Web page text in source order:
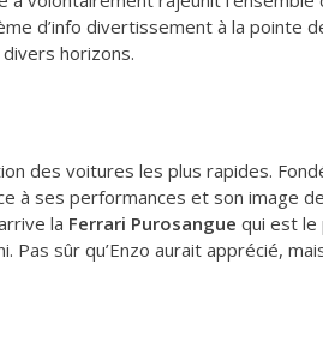
d’info divertissement à la pointe
horizons.
des voitures les plus rapides.
à ses performances et son image
la Ferrari Purosangue qui est le
sûr qu’Enzo aurait apprécié,